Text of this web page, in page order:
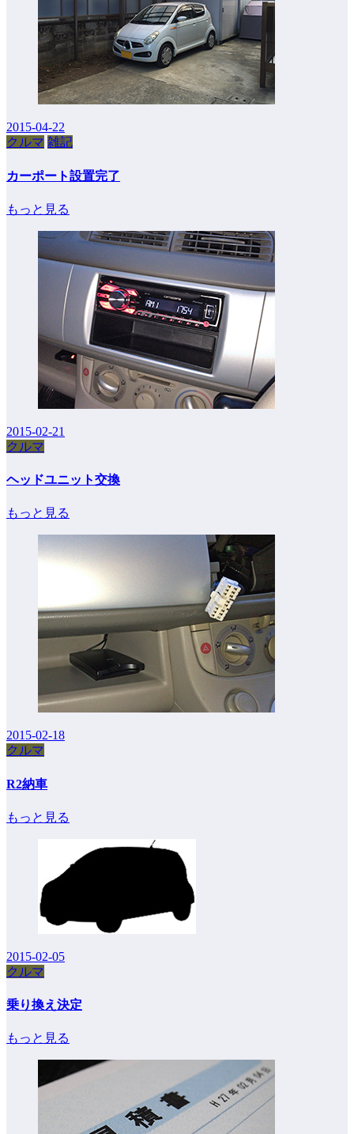
2015-04-22
クルマ 雑記
カーポート設置完了
もっと見る
2015-02-21
クルマ
ヘッドユニット交換
もっと見る
2015-02-18
クルマ
R2納車
もっと見る
2015-02-05
クルマ
乗り換え決定
もっと見る